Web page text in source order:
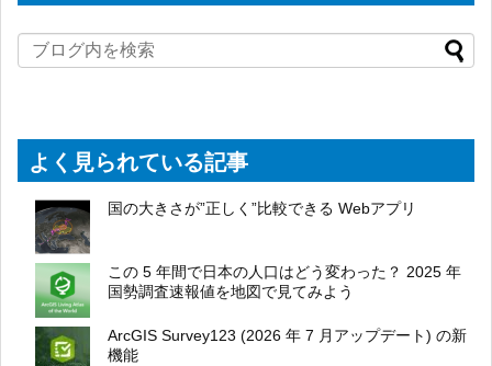
よく見られている記事
国の大きさが”正しく”比較できる Webアプリ
この 5 年間で日本の人口はどう変わった？ 2025 年
国勢調査速報値を地図で見てみよう
ArcGIS Survey123 (2026 年 7 月アップデート) の新
機能